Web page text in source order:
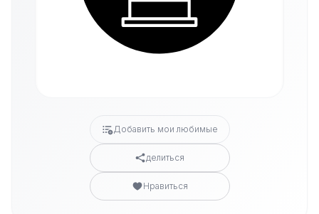
Добавить мои любимые
делиться
Нравиться